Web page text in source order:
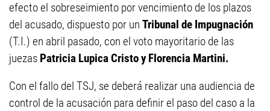
efecto el sobreseimiento por vencimiento de los plazos
del acusado, dispuesto por un Tribunal de Impugnación
(T.I.) en abril pasado, con el voto mayoritario de las
juezas Patricia Lupica Cristo y Florencia Martini.
Con el fallo del TSJ, se deberá realizar una audiencia de
control de la acusación para definir el paso del caso a la